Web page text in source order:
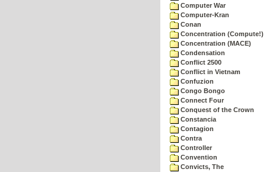
Computer War
Computer-Kran
Conan
Concentration (Compute!)
Concentration (MACE)
Condensation
Conflict 2500
Conflict in Vietnam
Confuzion
Congo Bongo
Connect Four
Conquest of the Crown
Constancia
Contagion
Contra
Controller
Convention
Convicts, The